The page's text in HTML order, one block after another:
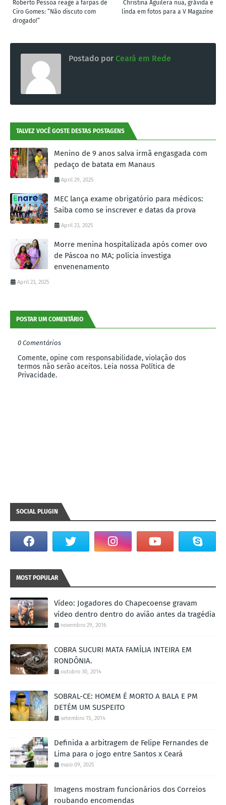
Christina Aguilera nua, grávida e
linda em fotos para a V Magazine
Roberto Pessoa reage a farpas de
Ciro Gomes: “Não discuto com
drogado!”
Postado por Ceará em Rede
TALVEZ VOCÊ GOSTE DESTAS POSTAGENS
Menino de 9 anos salva irmã engasgada com
pedaço de batata em Manaus
April 29, 2025
MEC lança exame obrigatório para médicos:
Saiba como se inscrever e datas da prova
April 23, 2025
Morre menina hospitalizada após comer ovo
de Páscoa no MA; polícia investiga
envenenamento
April 23, 2025
POSTAR UM COMENTÁRIO
0 Comentários
Comente, opine com responsabilidade, violação dos
termos não serão aceitos. Leia nossa Política de
Privacidade.
SOCIAL PLUGIN
MOST POPULAR
Vídeo: Jogadores do Chapecoense gravam
vídeo dentro dentro do avião antes da tragédia
novembro 29, 2016
COBRA SUCURI MATA FAMÍLIA INTEIRA EM
RONDÔNIA.
outubro 30, 2014
SOBRAL-CE: HOMEM É MORTO A BALA E PM
DETÉM UM SUSPEITO
setembro 15, 2014
Definida a arbitragem de Felipe Fernandes de
Lima para o jogo entre Santos x Ceará
maio 09, 2025
Imagens mostram funcionários dos Correios
roubando encomendas